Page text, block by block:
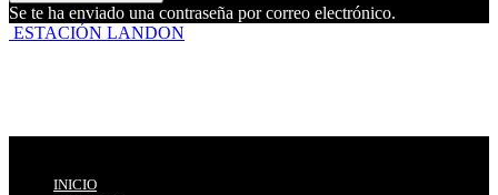
Se te ha enviado una contraseña por correo electrónico.
ESTACIÓN LANDON
INICIO